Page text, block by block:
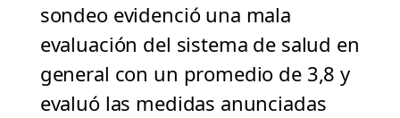
sondeo evidenció una mala
evaluación del sistema de salud en
general con un promedio de 3,8 y
evaluó las medidas anunciadas